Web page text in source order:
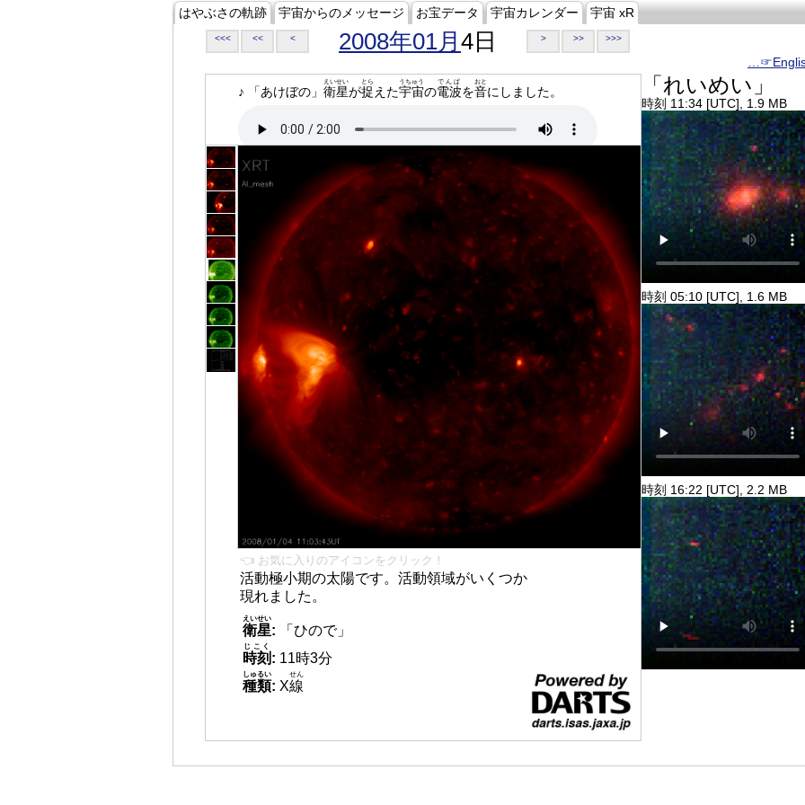
はやぶさの軌跡 宇宙からのメッセージ お宝データ 宇宙カレンダー 宇宙 xR
<<< << < 2008年01月 4日 > >> >>>
♪ 「あけぼの」 衛星
えいせい
が捉
とら
えた宇宙
うちゅう
の電波
でんぱ
を音
おと
にしました。
👈 お気に入りのアイコンをクリック！
活動極小期の太陽です。活動領域がいくつか
現れました。
衛星
えいせい
:
「ひので」
時刻
じこく
: 11時3分
種類
しゅるい
: X線
せん
「れいめい」
時刻 11:34 [UTC], 1.9 MB
時刻 05:10 [UTC], 1.6 MB
時刻 16:22 [UTC], 2.2 MB